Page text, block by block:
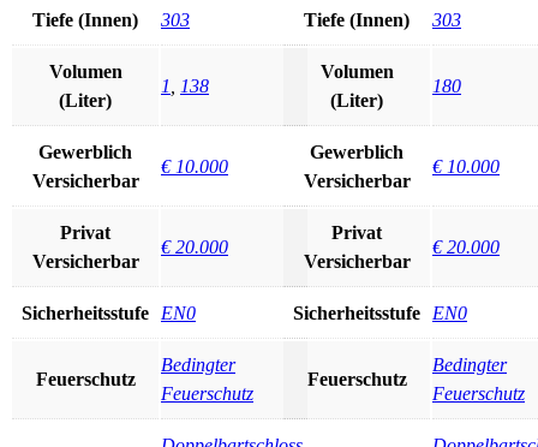
Tiefe (Innen) 303
Volumen
(Liter)
1 138
Gewerblich
Versicherbar
€ 10.000
Privat
Versicherbar
€ 20.000
Sicherheitsstufe EN0
Feuerschutz
Bedingter
Feuerschutz
Tiefe (Innen) 303
Volumen
(Liter)
180
Gewerblich
Versicherbar
€ 10.000
Privat
Versicherbar
€ 20.000
Sicherheitsstufe EN0
Feuerschutz
Bedingter
Feuerschutz